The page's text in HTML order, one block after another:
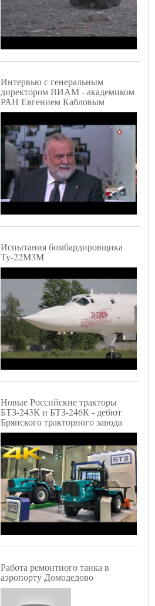
Интервью с генеральным
директором ВИАМ - академиком
РАН Евгением Кабловым
Испытания бомбардировщика
Ту-22М3М
Новые Российские тракторы
БТЗ-243К и БТЗ-246К - дебют
Брянского тракторного завода
Работа ремонтного танка в
аэропорту Домодедово